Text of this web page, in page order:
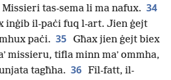
tas-sema li ma nafux. 34
inġib il-paċi fuq l-art. Jien ġejt
paċi. 35 Għax jien ġejt biex
missieru, tifla minn maʼ ommha,
tagħha. 36 Fil-fatt, il-